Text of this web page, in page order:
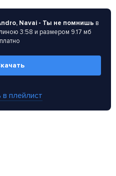
Navai - Ты не помнишь в
3:58 и размером 9.17 мб
плейлист